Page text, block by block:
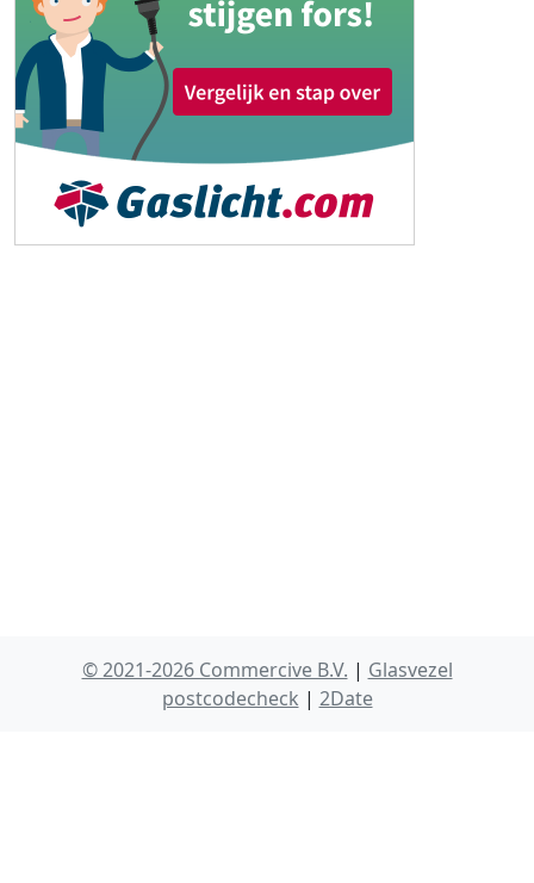
© 2021-2026 Commercive B.V. | Glasvezel
postcodecheck | 2Date